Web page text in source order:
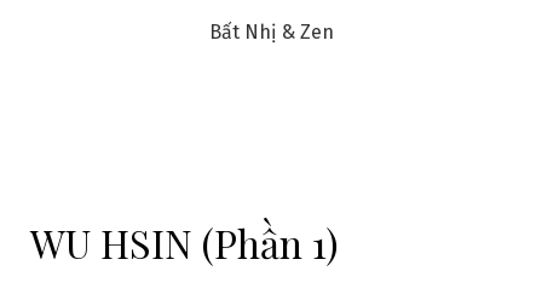
Bất Nhị & Zen
WU HSIN (Phần 1)